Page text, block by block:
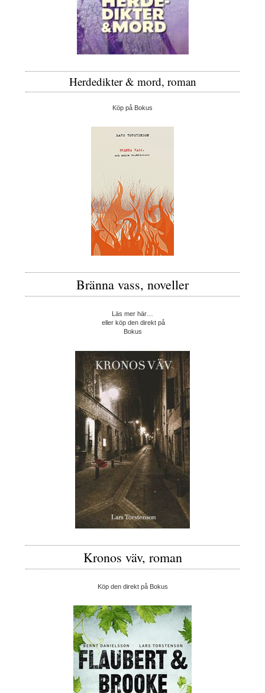
Herdedikter & mord, roman
Köp på Bokus
Bränna vass, noveller
Läs mer här…
eller köp den direkt på
Bokus
Kronos väv, roman
Köp den direkt på Bokus